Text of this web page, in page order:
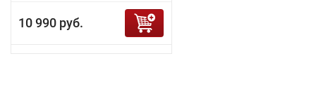
10 990 руб.